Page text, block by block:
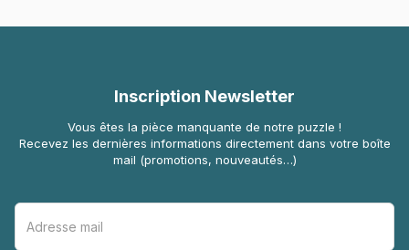
Inscription Newsletter
Vous êtes la pièce manquante de notre puzzle !
Recevez les dernières informations directement dans votre boîte
mail (promotions, nouveautés…)